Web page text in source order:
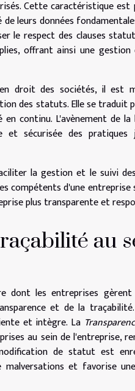
Cette caractéristique
leurs données
le respect des clauses
offrant ainsi une
droit des sociétés, il est
des statuts. Elle se traduit
continu. L'avènement de la
sécurisée des
la gestion et le suivi
compétents d'une
plus transparente et
au
dont les entreprises
et de la
et intègre. La
au sein de l'entreprise,
de statut est
et favorise